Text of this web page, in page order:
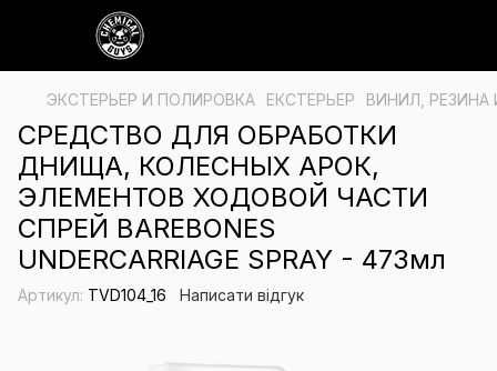
ЭКСТЕРЬЕР И ПОЛИРОВКА ЕКСТЕРЬЕР ВИНИЛ, РЕЗИНА
СРЕДСТВО ДЛЯ ОБРАБОТКИ
ДНИЩА, КОЛЕСНЫХ АРОК,
ЭЛЕМЕНТОВ ХОДОВОЙ ЧАСТИ
СПРЕЙ BAREBONES
UNDERCARRIAGE SPRAY - 473мл
Артикул: TVD104_16 Написати відгук